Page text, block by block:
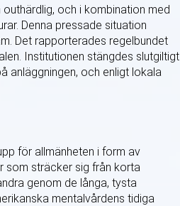
och i kombination med
Denna pressade situation
Det rapporterades regelbundet
Institutionen stängdes slutgiltigt
anläggningen, och enligt lokala
för allmänheten i form av
som sträcker sig från korta
genom de långa, tysta
mentalvårdens tidiga